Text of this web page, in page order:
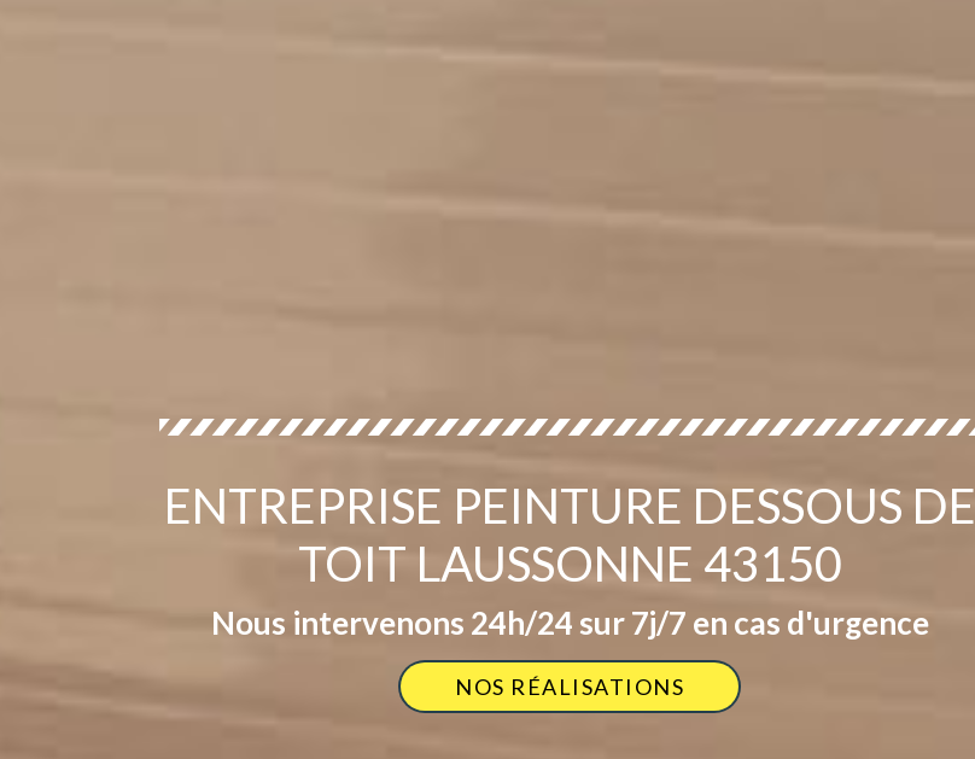
ENTREPRISE PEINTURE DESSOUS DE
TOIT LAUSSONNE 43150
Nous intervenons 24h/24 sur 7j/7 en cas d'urgence
NOS RÉALISATIONS